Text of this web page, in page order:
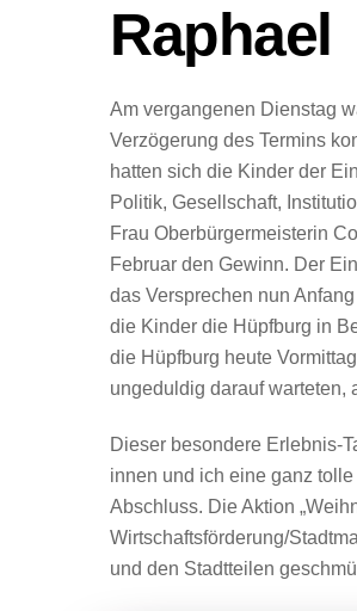
Raphael
Am vergangenen Dienstag
Verzögerung des Termins
hatten sich die Kinder der
Politik, Gesellschaft,
Frau Oberbürgermeisterin
Februar den Gewinn. Der
das Versprechen nun
die Kinder die Hüpfburg in
die Hüpfburg heute
ungeduldig darauf warteten,
Dieser besondere Erlebnis-
innen und ich eine ganz
Abschluss. Die Aktion
Wirtschaftsförderung/
und den Stadtteilen